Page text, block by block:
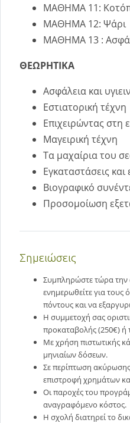
ΜΑΘΗΜΑ 11:
ΜΑΘΗΜΑ 12: Ψάρι
ΜΑΘΗΜΑ 13 :
ΘΕΩΡΗΤΙΚΑ
Ασφάλεια και
Εστιατορική τέχνη
Επιχειρώντας στη
Μαγειρική τέχνη
Τα μαχαίρια του
Εγκαταστάσεις και
Βιογραφικό
Προσομοίωση
Σημειώσεις
Συμπληρώστε τώρα την
ενημερωθείτε για τους
πόντους και να
Η συμμετοχή σας
προκαταβολής (250€) ή
Με χρήση πιστωτικής
μηνιαίων δόσεων.
Σε περίπτωση
επιστροφή χρημάτων
Οι παροχές του
αναγραφόμενο κόστος.
Η σχολή διατηρεί το